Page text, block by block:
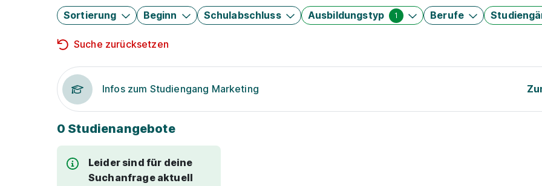
Sortierung Beginn Schulabschluss Ausbildungstyp 1 Berufe
Suche zurücksetzen
Infos zum Studiengang Marketing
0 Studienangebote
Leider sind für deine
Suchanfrage aktuell